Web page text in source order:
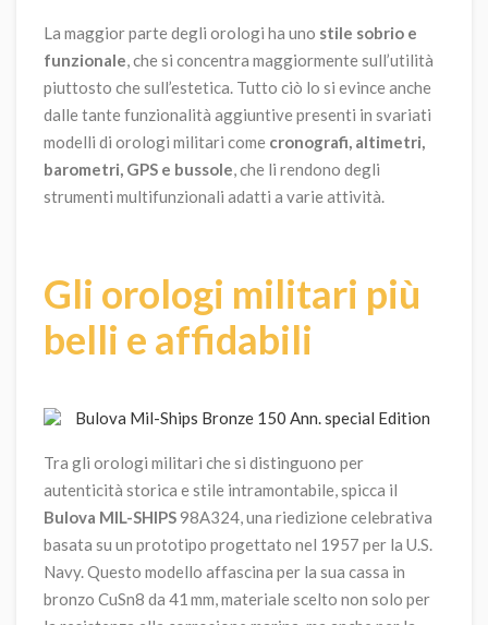
La maggior parte degli orologi ha uno stile sobrio e
funzionale, che si concentra maggiormente sull’utilità
piuttosto che sull’estetica. Tutto ciò lo si evince anche
dalle tante funzionalità aggiuntive presenti in svariati
modelli di orologi militari come cronografi, altimetri,
barometri, GPS e bussole, che li rendono degli
strumenti multifunzionali adatti a varie attività.
Gli orologi militari più
belli e affidabili
Tra gli orologi militari che si distinguono per
autenticità storica e stile intramontabile, spicca il
Bulova MIL-SHIPS98A324, una riedizione celebrativa
basata su un prototipo progettato nel 1957 per la U.S.
Navy. Questo modello affascina per la sua cassa in
bronzo CuSn8 da 41 mm, materiale scelto non solo per